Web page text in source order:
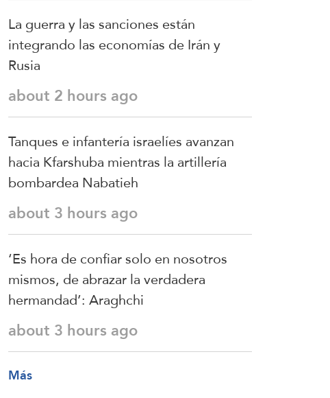
La guerra y las sanciones están
integrando las economías de Irán y
Rusia
about 2 hours ago
Tanques e infantería israelíes avanzan
hacia Kfarshuba mientras la artillería
bombardea Nabatieh
about 3 hours ago
‘Es hora de confiar solo en nosotros
mismos, de abrazar la verdadera
hermandad’: Araghchi
about 3 hours ago
Más